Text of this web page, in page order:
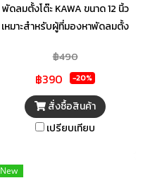
พัดลมตั้งโต๊ะ KAWA ขนาด 12 นิ้ว
เหมาะสำหรับผู้ที่มองหาพัดลมตั้ง
ทนทานต่อการใช้งานในชีวิตประจำ
วัน ใบพัดพลาสติกขุ่นไม่แตกง่าย
มาพร้อมการปรับระดับความเร็วได้
3 ระดับ และดีไซน์เรียบง่ายเหมาะ
กับทุกพื้นที่ใช้สอย
฿490
฿390 -20%
สั่งซื้อสินค้า
เปรียบเทียบ
New